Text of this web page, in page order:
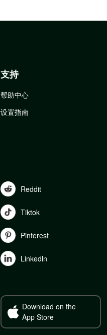
支持
帮助中心
设置指南
Reddit
Tiktok
Pinterest
Linkedln
Download on the
App Store